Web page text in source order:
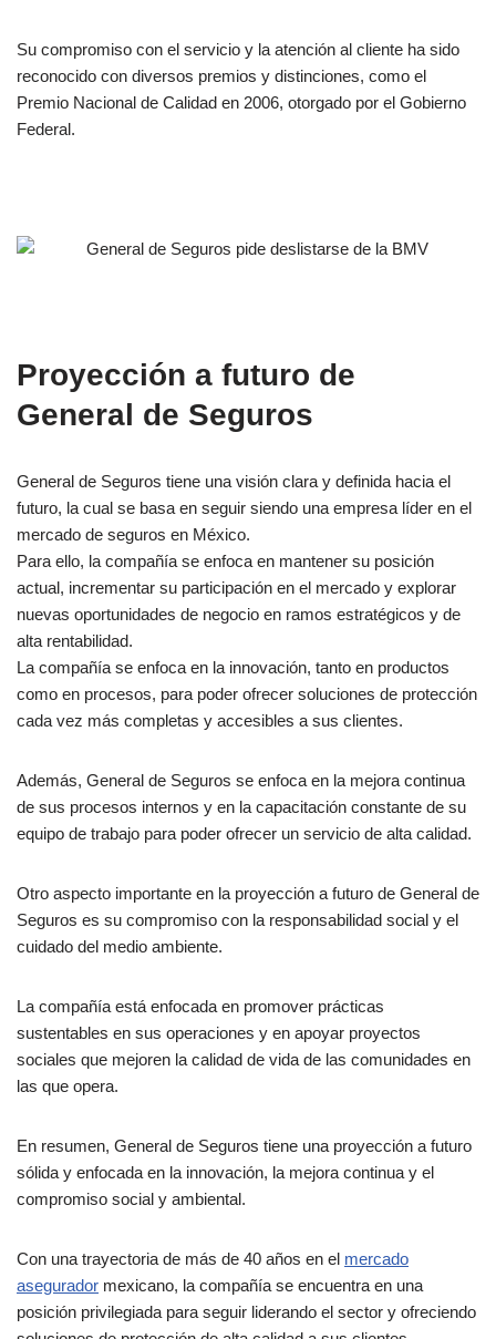
Su compromiso con el servicio y la atención al cliente ha sido
reconocido con diversos premios y distinciones, como el
Premio Nacional de Calidad en 2006, otorgado por el Gobierno
Federal.
Proyección a futuro de
General de Seguros
General de Seguros tiene una visión clara y definida hacia el
futuro, la cual se basa en seguir siendo una empresa líder en el
mercado de seguros en México.
Para ello, la compañía se enfoca en mantener su posición
actual, incrementar su participación en el mercado y explorar
nuevas oportunidades de negocio en ramos estratégicos y de
alta rentabilidad.
La compañía se enfoca en la innovación, tanto en productos
como en procesos, para poder ofrecer soluciones de protección
cada vez más completas y accesibles a sus clientes.
Además, General de Seguros se enfoca en la mejora continua
de sus procesos internos y en la capacitación constante de su
equipo de trabajo para poder ofrecer un servicio de alta calidad.
Otro aspecto importante en la proyección a futuro de General de
Seguros es su compromiso con la responsabilidad social y el
cuidado del medio ambiente.
La compañía está enfocada en promover prácticas
sustentables en sus operaciones y en apoyar proyectos
sociales que mejoren la calidad de vida de las comunidades en
las que opera.
En resumen, General de Seguros tiene una proyección a futuro
sólida y enfocada en la innovación, la mejora continua y el
compromiso social y ambiental.
Con una trayectoria de más de 40 años en el mercado
asegurador mexicano, la compañía se encuentra en una
posición privilegiada para seguir liderando el sector y ofreciendo